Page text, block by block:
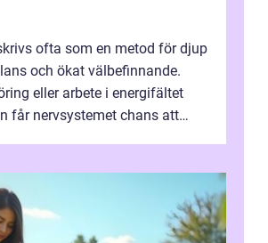
ofta som en metod för djup
och ökat välbefinnande.
eller arbete i energifältet
får nervsystemet chans att